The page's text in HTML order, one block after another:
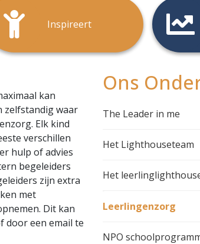
Inspireert
kan
zelfstandig waar
Elk kind
verschillen
hulp of advies
begeleiders
zijn extra
met
Dit kan
door een email te
Ons
The Leader in me
Het Lighthouseteam
Het
Leerlingenzorg
NPO